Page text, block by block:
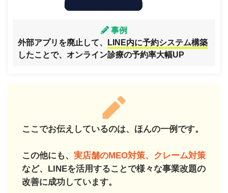
事例
外部アプリを廃止して、
LINE内に予約システム構築
したことで、オンライン診療の予約率大幅UP
ここでお伝えしているのは、ほんの一例です。
この他にも、 実店舗のMEO対策、クレーム対策
など、LINEを活用することで様々な事業改題の
改善に成功しています。